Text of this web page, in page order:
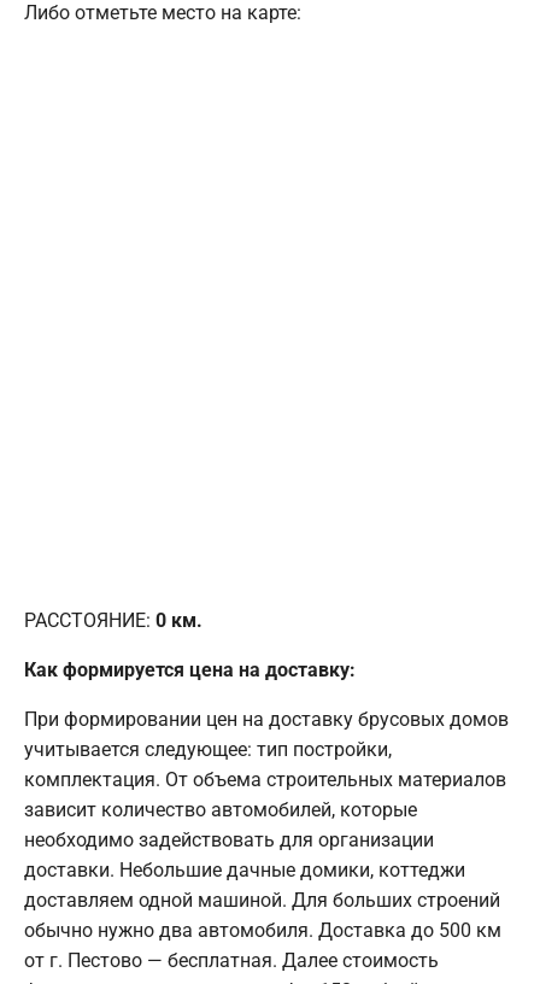
Либо отметьте место на карте:
РАССТОЯНИЕ: 0 км.
Как формируется цена на доставку:
При формировании цен на доставку брусовых домов
учитывается следующее: тип постройки,
комплектация. От объема строительных материалов
зависит количество автомобилей, которые
необходимо задействовать для организации
доставки. Небольшие дачные домики, коттеджи
доставляем одной машиной. Для больших строений
обычно нужно два автомобиля. Доставка до 500 км
от г. Пестово — бесплатная. Далее стоимость